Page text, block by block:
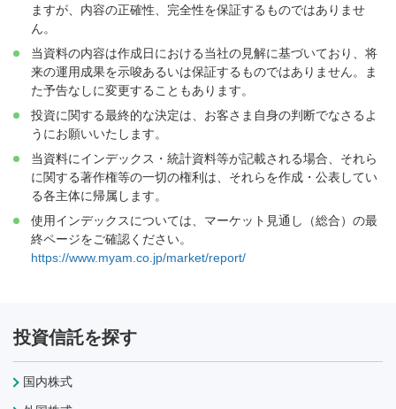
ますが、内容の正確性、完全性を保証するものではありませ
ん。
当資料の内容は作成日における当社の見解に基づいており、将
来の運用成果を示唆あるいは保証するものではありません。ま
た予告なしに変更することもあります。
投資に関する最終的な決定は、お客さま自身の判断でなさるよ
うにお願いいたします。
当資料にインデックス・統計資料等が記載される場合、それら
に関する著作権等の一切の権利は、それらを作成・公表してい
る各主体に帰属します。
使用インデックスについては、マーケット見通し（総合）の最
終ページをご確認ください。
https://www.myam.co.jp/market/report/
投資信託を探す
国内株式